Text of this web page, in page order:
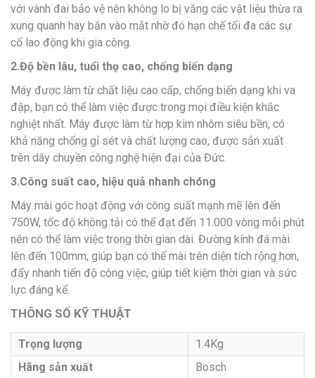
với vành đai bảo vệ nên không lo bị văng các vật liệu thừa ra
xung quanh hay bắn vào mắt nhờ đó hạn chế tối đa các sự
cố lao động khi gia công.
2.Độ bền lâu, tuổi thọ cao, chống biến dạng
Máy được làm từ chất liệu cao cấp, chống biến dạng khi va
đập, bạn có thể làm việc được trong mọi điều kiện khắc
nghiệt nhất. Máy được làm từ hợp kim nhôm siêu bền, có
khả năng chống gỉ sét và chất lượng cao, được sản xuất
trên dây chuyền công nghệ hiện đại của Đức.
3.Công suất cao, hiệu quả nhanh chóng
Máy mài góc hoạt động với công suất mạnh mẽ lên đến
750W, tốc độ không tải có thể đạt đến 11.000 vòng mỗi phút
nên có thể làm việc trong thời gian dài. Đường kính đá mài
lên đến 100mm, giúp bạn có thể mài trên diện tích rộng hơn,
đẩy nhanh tiến độ công việc, giúp tiết kiệm thời gian và sức
lực đáng kể.
THÔNG SỐ KỸ THUẬT
Trọng lượng
1.4Kg
Hãng sản xuất
Bosch